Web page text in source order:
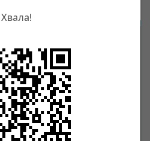
Хвала!